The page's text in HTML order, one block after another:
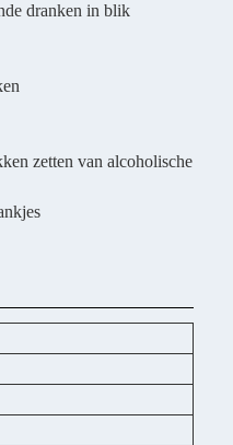
dranken in blik
zetten van alcoholische